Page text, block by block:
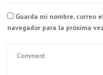
Guarda mi nombre, correo
navegador para la próxima